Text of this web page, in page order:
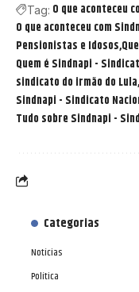
Tag: O que aconteceu
O que aconteceu com
Pensionistas e Idosos
Quem é Sindnapi -
sindicato do irmão do Lula
Sindnapi - Sindicato
Tudo sobre Sindnapi -
Categorias
Notícias
Política